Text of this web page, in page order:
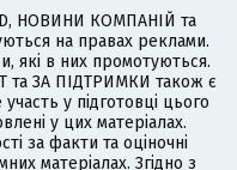
НОВИНИ КОМПАНІЙ та
на правах реклами.
які в них промотуються.
та ЗА ПІДТРИМКИ також є
у підготовці цього
у цих матеріалах.
за факти та оціночні
матеріалах. Згідно з